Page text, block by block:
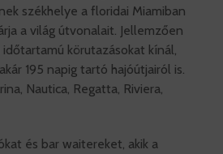
székhelye a floridai Miamiban
a világ útvonalait. Jellemzően
körutazásokat kínál,
195 napig tartó hajóútjairól is.
Nautica, Regatta, Riviera,
és bar waitereket, akik a